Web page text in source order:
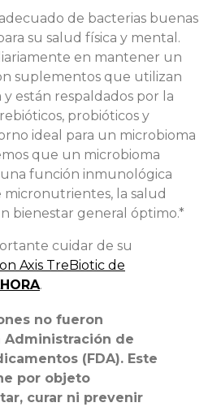
de bacterias buenas
su salud física y mental.
en mantener un
suplementos que utilizan
están respaldados por la
probióticos y
ideal para un microbioma
que un microbioma
función inmunológica
micronutrientes, la salud
bienestar general óptimo.*
cuidar de su
Axis TreBiotic de
.
no fueron
Administración de
(FDA). Este
por objeto
curar ni prevenir